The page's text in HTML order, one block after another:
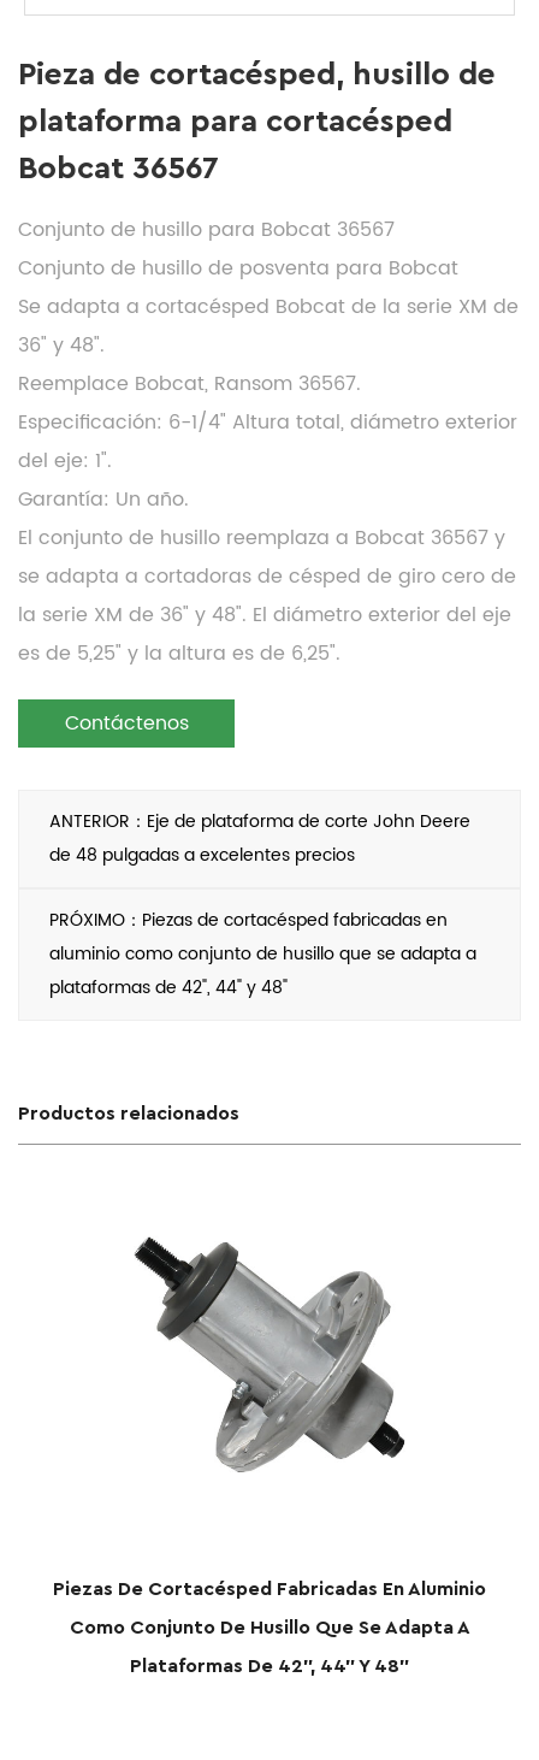
Pieza de cortacésped, husillo de
plataforma para cortacésped
Bobcat 36567
Conjunto de husillo para Bobcat 36567
Conjunto de husillo de posventa para Bobcat
Se adapta a cortacésped Bobcat de la serie XM de
36" y 48".
Reemplace Bobcat, Ransom 36567.
Especificación: 6-1/4" Altura total, diámetro exterior
del eje: 1".
Garantía: Un año.
El conjunto de husillo reemplaza a Bobcat 36567 y
se adapta a cortadoras de césped de giro cero de
la serie XM de 36" y 48". El diámetro exterior del eje
es de 5,25" y la altura es de 6,25".
Contáctenos
ANTERIOR：Eje de plataforma de corte John Deere
de 48 pulgadas a excelentes precios
PRÓXIMO：Piezas de cortacésped fabricadas en
aluminio como conjunto de husillo que se adapta a
plataformas de 42", 44" y 48"
Productos relacionados
Fabricadas En Aluminio
De Husillo Que Se Adapta A
De 42", 44" Y 48"
Pieza De